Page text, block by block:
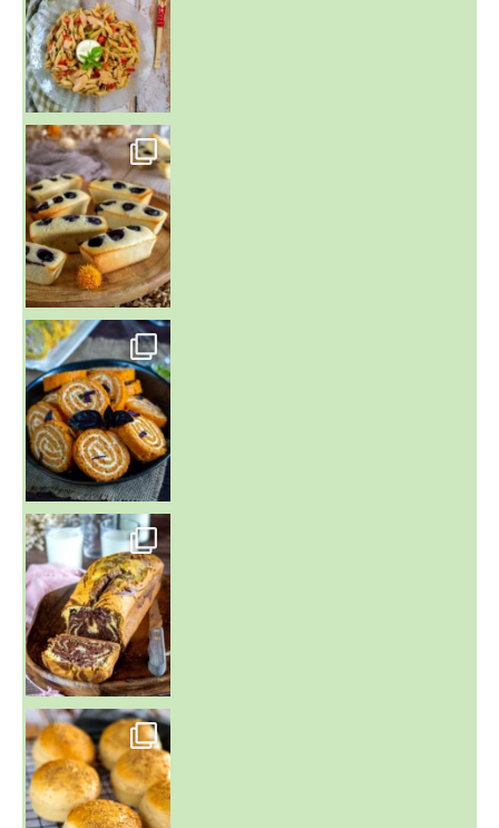
~ FINANCIERS MYRTILLES ET CITRON ~
Aujourd'hu
~ BUNS MAISON ~
Un peu de boulange par ici au